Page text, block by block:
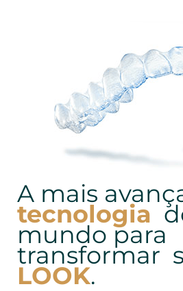
A mais
tecnologia
mundo para
transformar
LOOK.